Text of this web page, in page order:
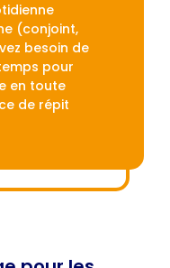
(conjoint,
besoin de
pour
en toute
de répit